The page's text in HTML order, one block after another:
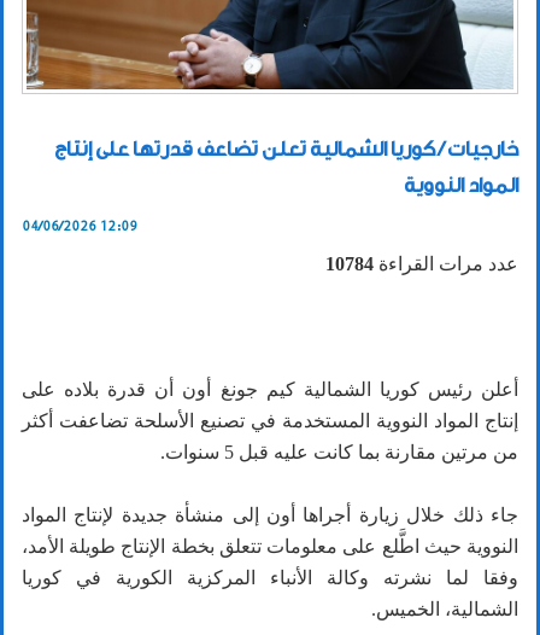
خارجيات / كوريا الشمالية تعلن تضاعف قدرتها على إنتاج
المواد النووية
04/06/2026 12:09
عدد مرات القراءة 10784
أعلن رئيس كوريا الشمالية كيم جونغ أون أن قدرة بلاده على
إنتاج المواد النووية المستخدمة في تصنيع الأسلحة تضاعفت أكثر
من مرتين مقارنة بما كانت عليه قبل 5 سنوات.
جاء ذلك خلال زيارة أجراها أون إلى منشأة جديدة لإنتاج المواد
النووية حيث اطَّلع على معلومات تتعلق بخطة الإنتاج طويلة الأمد،
وفقا لما نشرته وكالة الأنباء المركزية الكورية في كوريا
الشمالية، الخميس.